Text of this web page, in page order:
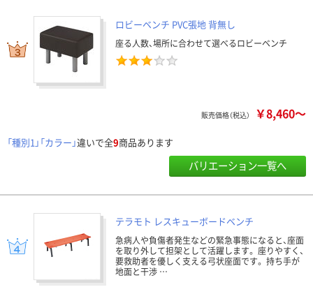
ロビーベンチ PVC張地 背無し
座る人数、場所に合わせて選べるロビーベンチ
販売価格（税込） ￥8,460～
「種別1」「カラー」違いで全9商品あります
バリエーション一覧へ
テラモト レスキューボードベンチ
急病人や負傷者発生などの緊急事態になると、座面
を取り外して担架として活躍します。 座りやすく、
要救助者を優しく支える弓状座面です。 持ち手が
地面と干渉 …